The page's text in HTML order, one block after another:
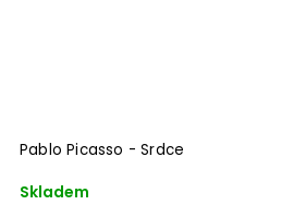
Pablo Picasso - Srdce
Skladem